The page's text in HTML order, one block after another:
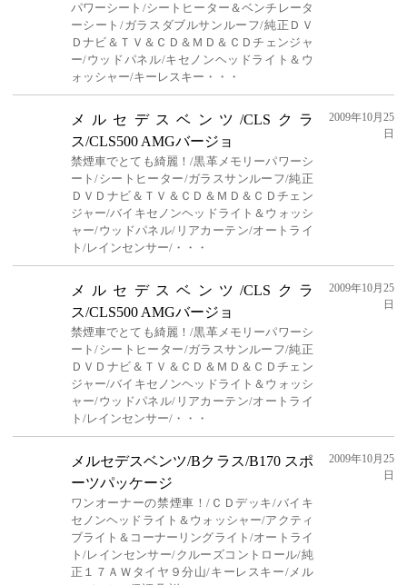
パワーシート/シートヒーター＆ベンチレータ
ーシート/ガラスダブルサンルーフ/純正ＤＶ
Ｄナビ＆ＴＶ＆ＣＤ＆ＭＤ＆ＣＤチェンジャ
ー/ウッドパネル/キセノンヘッドライト＆ウ
ォッシャー/キーレスキー・・・
メルセデスベンツ/CLSクラ
ス/CLS500 AMGバージョ
禁煙車でとても綺麗！/黒革メモリーパワーシ
ート/シートヒーター/ガラスサンルーフ/純正
ＤＶＤナビ＆ＴＶ＆ＣＤ＆ＭＤ＆ＣＤチェン
ジャー/バイキセノンヘッドライト＆ウォッシ
ャー/ウッドパネル/リアカーテン/オートライ
ト/レインセンサー/・・・
2009年10月25
日
メルセデスベンツ/CLSクラ
ス/CLS500 AMGバージョ
禁煙車でとても綺麗！/黒革メモリーパワーシ
ート/シートヒーター/ガラスサンルーフ/純正
ＤＶＤナビ＆ＴＶ＆ＣＤ＆ＭＤ＆ＣＤチェン
ジャー/バイキセノンヘッドライト＆ウォッシ
ャー/ウッドパネル/リアカーテン/オートライ
ト/レインセンサー/・・・
2009年10月25
日
メルセデスベンツ/Bクラス/B170 スポ
ーツパッケージ
ワンオーナーの禁煙車！/ＣＤデッキ/バイキ
セノンヘッドライト＆ウォッシャー/アクティ
ブライト＆コーナーリングライト/オートライ
ト/レインセンサー/クルーズコントロール/純
正１７ＡＷタイヤ９分山/キーレスキー/メル
2009年10月25
日